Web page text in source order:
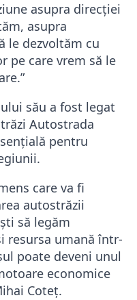
asupra direcției
asupra
le dezvoltăm cu
pe care vrem să le
său a fost legat
Autostrada
pentru
care va fi
autostrăzii
să legăm
resursa umană într-
poate deveni unul
economice
Coteț.